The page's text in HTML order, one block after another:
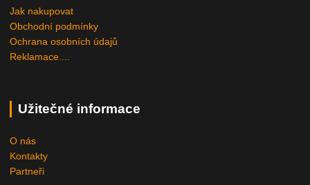
Jak nakupovat
Obchodní podmínky
Ochrana osobních údajů
Reklamace....
Užitečné informace
O nás
Kontakty
Partneři